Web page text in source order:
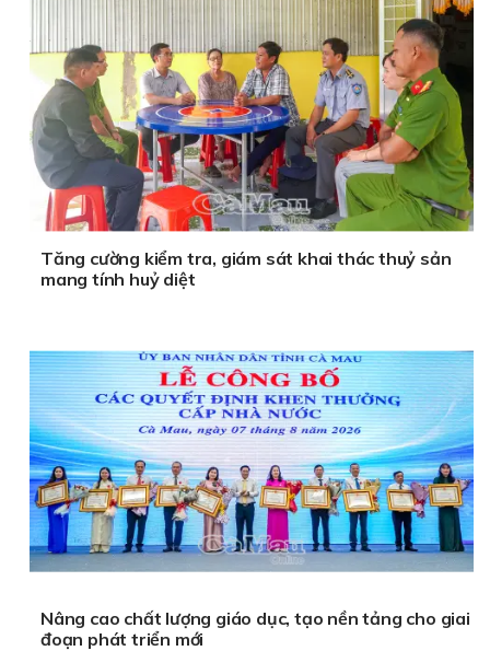
Tăng cường kiểm tra, giám sát khai thác thuỷ sản
mang tính huỷ diệt
Nâng cao chất lượng giáo dục, tạo nền tảng cho giai
đoạn phát triển mới